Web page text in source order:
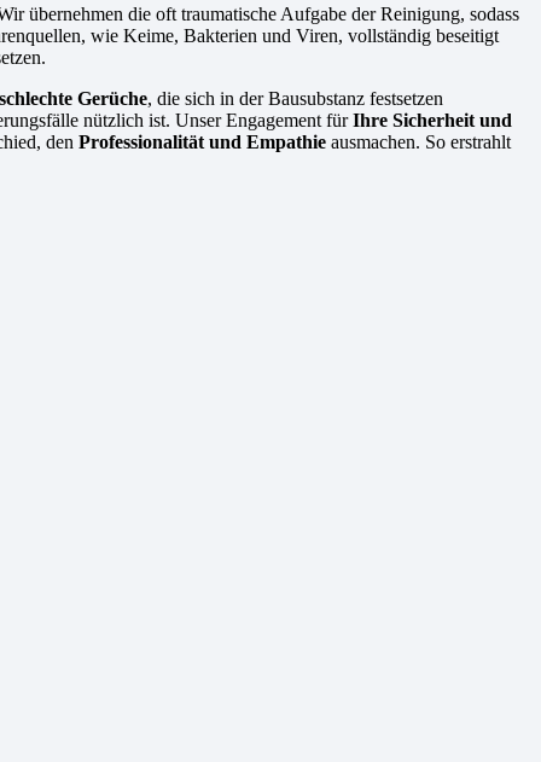
übernehmen die oft traumatische Aufgabe der Reinigung, sodass
wie Keime, Bakterien und Viren, vollständig beseitigt
Gerüche, die sich in der Bausubstanz festsetzen
nützlich ist. Unser Engagement fürIhre Sicherheit und
den Professionalität und Empathie ausmachen. So erstrahlt